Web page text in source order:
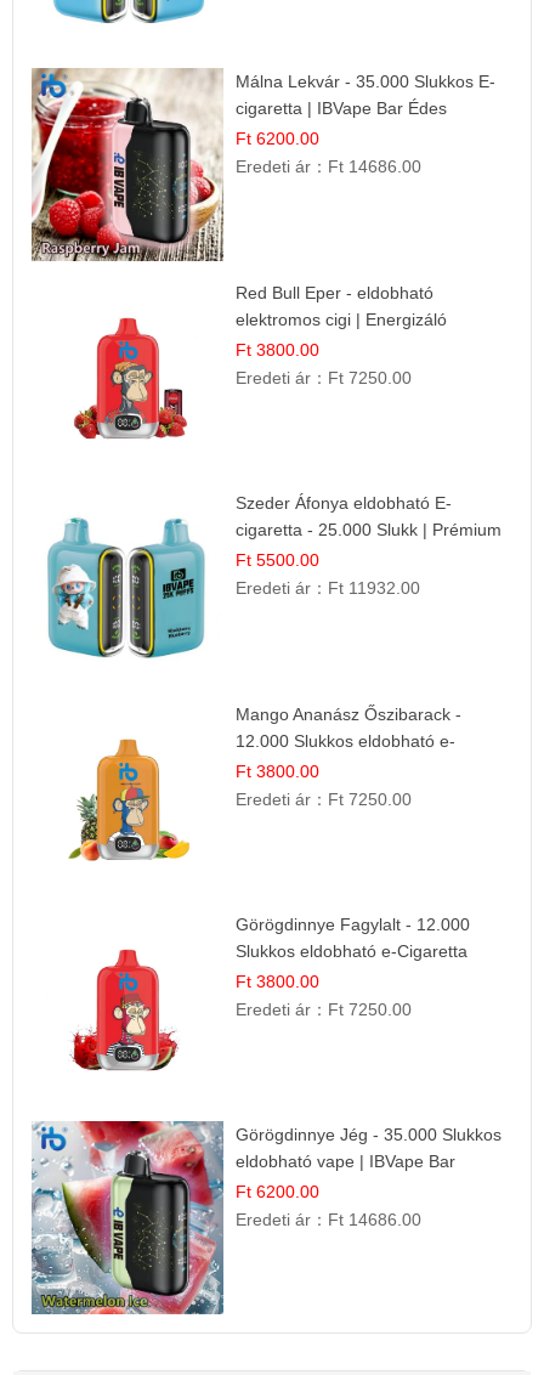
Málna Lekvár - 35.000 Slukkos E-
cigaretta | IBVape Bar Édes
Gyümölcs Íz
Ft 6200.00
Eredeti ár： Ft 14686.00
Red Bull Eper - eldobható
elektromos cigi | Energizáló
Gyümölcs Íz
Ft 3800.00
Eredeti ár： Ft 7250.00
Szeder Áfonya eldobható E-
cigaretta - 25.000 Slukk | Prémium
Gyümölcs Íz
Ft 5500.00
Eredeti ár： Ft 11932.00
Mango Ananász Őszibarack -
12.000 Slukkos eldobható e-
Cigaretta
Ft 3800.00
Eredeti ár： Ft 7250.00
Görögdinnye Fagylalt - 12.000
Slukkos eldobható e-Cigaretta
Ft 3800.00
Eredeti ár： Ft 7250.00
Görögdinnye Jég - 35.000 Slukkos
eldobható vape | IBVape Bar
Frissítő Nyári Íz
Ft 6200.00
Eredeti ár： Ft 14686.00